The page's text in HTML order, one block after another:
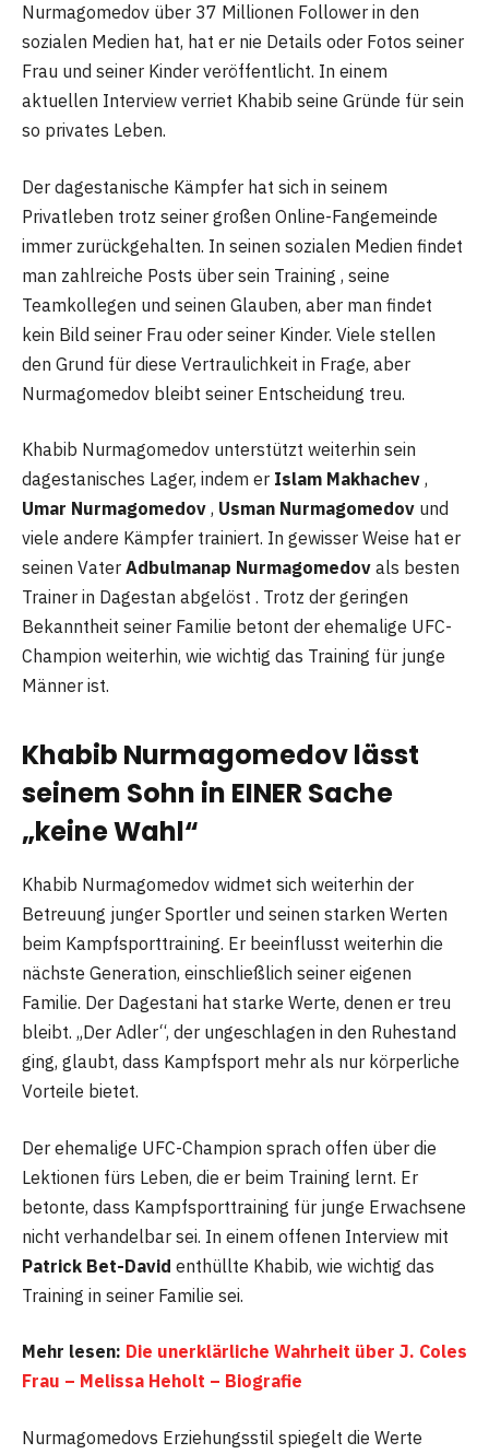
Nurmagomedov über 37 Millionen Follower in den
sozialen Medien hat, hat er nie Details oder Fotos seiner
Frau und seiner Kinder veröffentlicht. In einem
aktuellen Interview verriet Khabib seine Gründe für sein
so privates Leben.
Der dagestanische Kämpfer hat sich in seinem
Privatleben trotz seiner großen Online-Fangemeinde
immer zurückgehalten. In seinen sozialen Medien findet
man zahlreiche Posts über sein Training , seine
Teamkollegen und seinen Glauben, aber man findet
kein Bild seiner Frau oder seiner Kinder. Viele stellen
den Grund für diese Vertraulichkeit in Frage, aber
Nurmagomedov bleibt seiner Entscheidung treu.
Khabib Nurmagomedov unterstützt weiterhin sein
dagestanisches Lager, indem er Islam Makhachev ,
Umar Nurmagomedov , Usman Nurmagomedov und
viele andere Kämpfer trainiert. In gewisser Weise hat er
seinen Vater Adbulmanap Nurmagomedov als besten
Trainer in Dagestan abgelöst . Trotz der geringen
Bekanntheit seiner Familie betont der ehemalige UFC-
Champion weiterhin, wie wichtig das Training für junge
Männer ist.
Khabib Nurmagomedov lässt
seinem Sohn in EINER Sache
„keine Wahl“
Khabib Nurmagomedov widmet sich weiterhin der
Betreuung junger Sportler und seinen starken Werten
beim Kampfsporttraining. Er beeinflusst weiterhin die
nächste Generation, einschließlich seiner eigenen
Familie. Der Dagestani hat starke Werte, denen er treu
bleibt. „Der Adler“, der ungeschlagen in den Ruhestand
ging, glaubt, dass Kampfsport mehr als nur körperliche
Vorteile bietet.
Der ehemalige UFC-Champion sprach offen über die
Lektionen fürs Leben, die er beim Training lernt. Er
betonte, dass Kampfsporttraining für junge Erwachsene
nicht verhandelbar sei. In einem offenen Interview mit
Patrick Bet-David enthüllte Khabib, wie wichtig das
Training in seiner Familie sei.
Mehr lesen: Die unerklärliche Wahrheit über J. Coles
Frau – Melissa Heholt – Biografie
Nurmagomedovs Erziehungsstil spiegelt die Werte